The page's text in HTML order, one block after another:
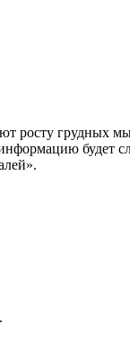
росту грудных
будет